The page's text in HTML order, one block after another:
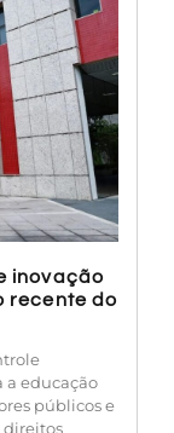
inovação
recente do
a educação
públicos e
direitos